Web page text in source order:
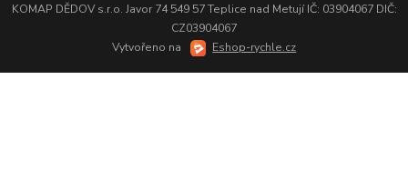
KOMAP DĚDOV s.r.o. Javor 74 549 57 Teplice nad Metují IČ: 03904067 DIČ:
CZ03904067
Vytvořeno na
Eshop-rychle.cz